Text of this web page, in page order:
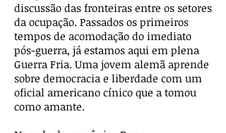
discussão das fronteiras entre os setores
da ocupação. Passados os primeiros
tempos de acomodação do imediato
pós-guerra, já estamos aqui em plena
Guerra Fria. Uma jovem alemã aprende
sobre democracia e liberdade com um
oficial americano cínico que a tomou
como amante.